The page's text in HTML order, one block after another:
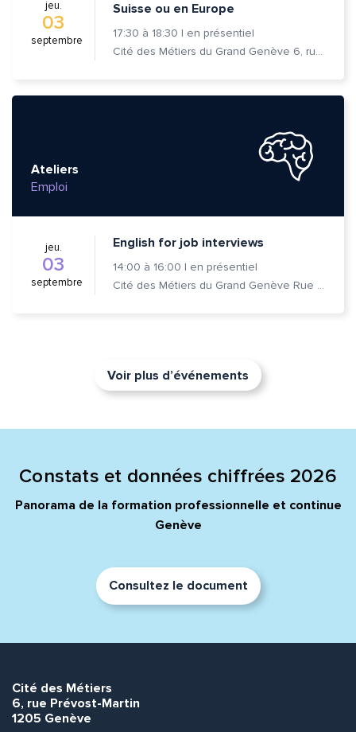
jeu.
03
septembre
Suisse ou en Europe
17:30 à 18:30 | en présentiel
Cité des Métiers du Grand Genève 6, rue Prévost-Martin 1205 Genève
Ateliers
Emploi
jeu.
03
septembre
English for job interviews
14:00 à 16:00 | en présentiel
Cité des Métiers du Grand Genève Rue Prévost-Martin 6 1205 Genève
Voir plus d’événements
Constats et données chiffrées 2026
Panorama de la formation professionnelle et continue
Genève
Consultez le document
Cité des Métiers
6, rue Prévost-Martin
1205 Genève